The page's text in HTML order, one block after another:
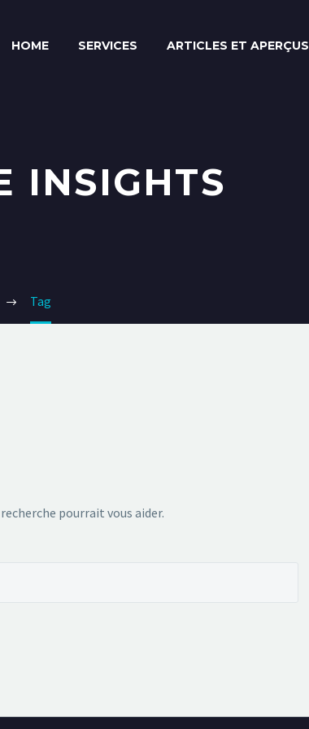
HOME SERVICES ARTICLES ET APERÇUS
INSIGHTS
Tag
pourrait vous aider.